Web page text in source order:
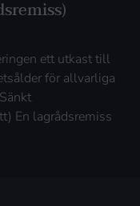
ett utkast till
för allvarliga
En lagrådsremiss